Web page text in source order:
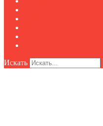
Искать